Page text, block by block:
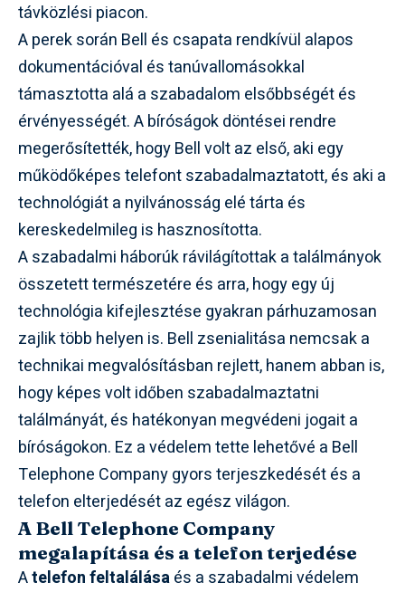
távközlési piacon.
A perek során Bell és csapata rendkívül alapos
dokumentációval és tanúvallomásokkal
támasztotta alá a szabadalom elsőbbségét és
érvényességét. A bíróságok döntései rendre
megerősítették, hogy Bell volt az első, aki egy
működőképes telefont szabadalmaztatott, és aki a
technológiát a nyilvánosság elé tárta és
kereskedelmileg is hasznosította.
A szabadalmi háborúk rávilágítottak a találmányok
összetett természetére és arra, hogy egy új
technológia kifejlesztése gyakran párhuzamosan
zajlik több helyen is. Bell zsenialitása nemcsak a
technikai megvalósításban rejlett, hanem abban is,
hogy képes volt időben szabadalmaztatni
találmányát, és hatékonyan megvédeni jogait a
bíróságokon. Ez a védelem tette lehetővé a Bell
Telephone Company gyors terjeszkedését és a
telefon elterjedését az egész világon.
A Bell Telephone Company
megalapítása és a telefon terjedése
Atelefon feltalálásaés a szabadalmi védelem